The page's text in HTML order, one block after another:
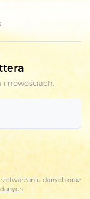
nowościach.
danychoraz